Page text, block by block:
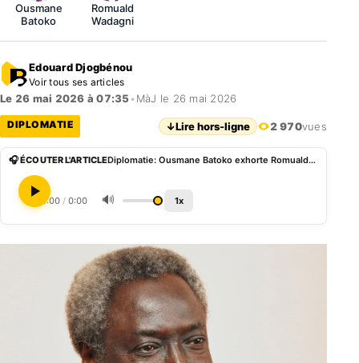
Ousmane
Batoko
Romuald
Wadagni
Edouard Djogbénou
Voir tous ses articles
Le 26 mai 2026 à 07:35 • MàJ le 26 mai 2026
DIPLOMATIE ↓Lire hors-ligne 2 970vues
🎧 ÉCOUTER L'ARTICLE Diplomatie: Ousmane Batoko exhorte Romuald Wadagni à renouer avec l’AES
0:00 / 0:00 🔊 1x